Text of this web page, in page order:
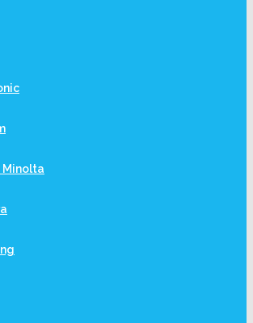
Minolta